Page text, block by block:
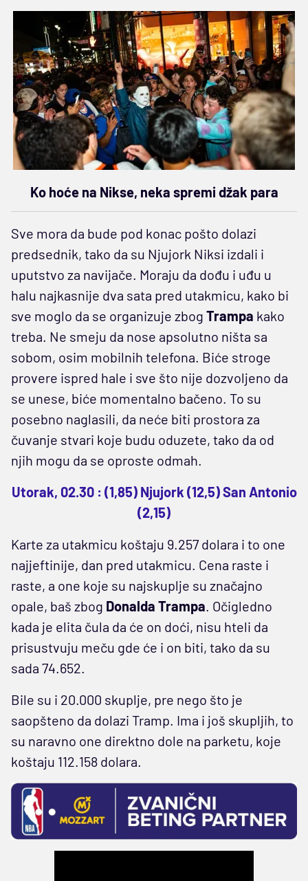
Ko hoće na Nikse, neka spremi džak para
Sve mora da bude pod konac pošto dolazi
predsednik, tako da su Njujork Niksi izdali i
uputstvo za navijače. Moraju da dođu i uđu u
halu najkasnije dva sata pred utakmicu, kako bi
sve moglo da se organizuje zbog Trampa kako
treba. Ne smeju da nose apsolutno ništa sa
sobom, osim mobilnih telefona. Biće stroge
provere ispred hale i sve što nije dozvoljeno da
se unese, biće momentalno bačeno. To su
posebno naglasili, da neće biti prostora za
čuvanje stvari koje budu oduzete, tako da od
njih mogu da se oproste odmah.
Utorak, 02.30 : (1,85) Njujork (12,5) San Antonio
(2,15)
Karte za utakmicu koštaju 9.257 dolara i to one
najjeftinije, dan pred utakmicu. Cena raste i
raste, a one koje su najskuplje su značajno
opale, baš zbog Donalda Trampa. Očigledno
kada je elita čula da će on doći, nisu hteli da
prisustvuju meču gde će i on biti, tako da su
sada 74.652.
Bile su i 20.000 skuplje, pre nego što je
saopšteno da dolazi Tramp. Ima i još skupljih, to
su naravno one direktno dole na parketu, koje
koštaju 112.158 dolara.